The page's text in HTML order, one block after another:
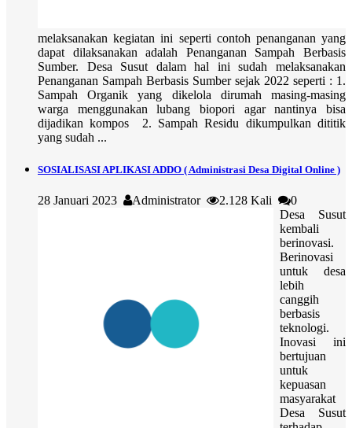
melaksanakan kegiatan ini seperti contoh penanganan yang
dapat dilaksanakan adalah Penanganan Sampah Berbasis
Sumber. Desa Susut dalam hal ini sudah melaksanakan
Penanganan Sampah Berbasis Sumber sejak 2022 seperti : 1.
Sampah Organik yang dikelola dirumah masing-masing
warga menggunakan lubang biopori agar nantinya bisa
dijadikan kompos 2. Sampah Residu dikumpulkan dititik
yang sudah ...
SOSIALISASI APLIKASI ADDO ( Administrasi Desa Digital Online )
28 Januari 2023 Administrator 2.128 Kali
0
Desa Susut
kembali
berinovasi.
Berinovasi
untuk desa
lebih
canggih
berbasis
teknologi.
Inovasi ini
bertujuan
untuk
kepuasan
masyarakat
Desa Susut